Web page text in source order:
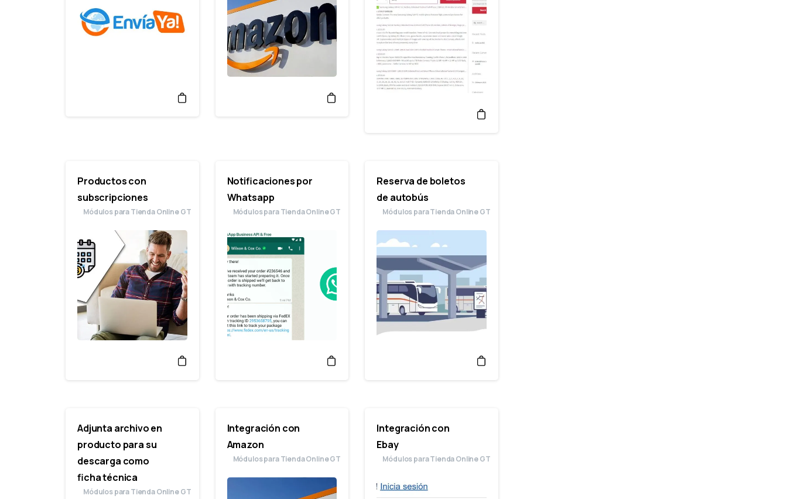
Productos con
subscripciones
Módulos para Tienda Online GT
Notificaciones por
Whatsapp
Módulos para Tienda Online GT
Reserva de boletos
de autobús
Módulos para Tienda Online GT
Adjunta archivo en
producto para su
descarga como
ficha técnica
Módulos para Tienda Online GT
Integración con
Amazon
Módulos para Tienda Online GT
Integración con
Ebay
Módulos para Tienda Online GT